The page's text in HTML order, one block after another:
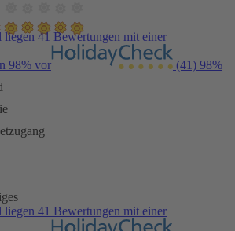
liegen 41 Bewertungen mit einer
98% vor (41) 98%
liegen 41 Bewertungen mit einer